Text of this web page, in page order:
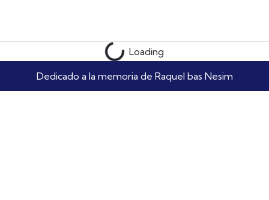
Loading
Dedicado a la memoria de Raquel bas Nesim